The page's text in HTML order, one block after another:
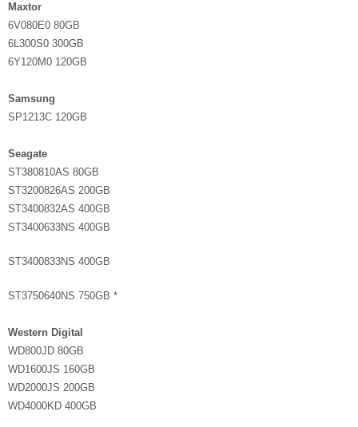
Maxtor
6V080E0 80GB
6L300S0 300GB
6Y120M0 120GB
Samsung
SP1213C 120GB
Seagate
ST380810AS 80GB
ST3200826AS 200GB
ST3400832AS 400GB
ST3400633NS 400GB
ST3400833NS 400GB
ST3750640NS 750GB *
Western Digital
WD800JD 80GB
WD1600JS 160GB
WD2000JS 200GB
WD4000KD 400GB